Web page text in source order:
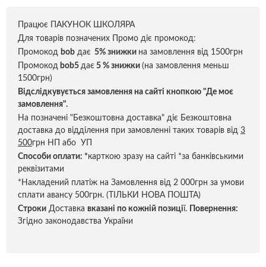
Працює ПАКУНОК ШКОЛЯРА
Для товарів позначених Промо діє промокод:
Промокод bob дає 5% знижки на замовлення від 1500грн
Промокод bob5 дає 5 % знижки (на замовлення меньш
1500грн)
Відслідкувується замовлення на сайті кнопкою "Де моє
замовлення".
На позначені "Безкоштовна доставка" діє Безкоштовна
доставка до відділення при замовленні таких товарів від 3
500грн НП або УП
Способи оплати: *карткою зразу на сайті *за банківськими
реквізитами
*Накладений платіж на Замовлення від 2 000грн за умови
сплати авансу 500грн. (ТІЛЬКИ НОВА ПОШТА)
Строки Доставка вказані по кожній позиції.
Повернення:
Згідно законодавства України